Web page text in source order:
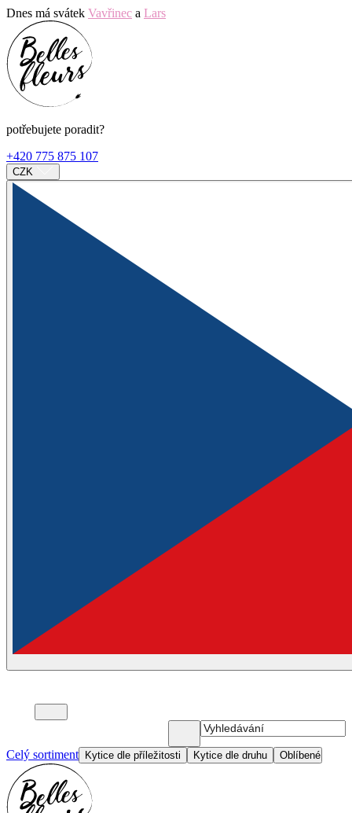
Dnes má svátek Vavřinec a Lars
potřebujete poradit?
+420 775 875 107
CZK
Celý sortiment Kytice dle příležitosti Kytice dle druhu Oblíbené